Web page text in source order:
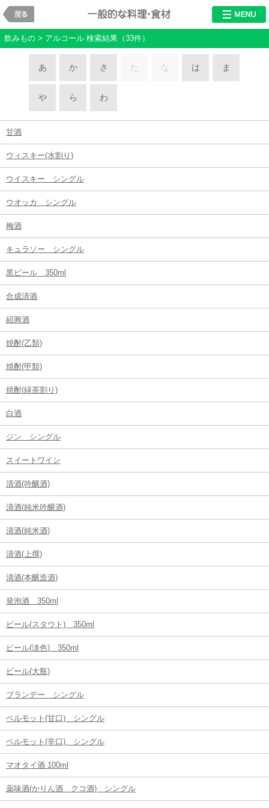
料理・食材
飲みもの > アルコール 検索結果（33件）
あ か さ た な は ま
や ら わ
甘酒
ウィスキー(水割り)
ウイスキー シングル
ウオッカ シングル
梅酒
キュラソー シングル
黒ビール 350ml
合成清酒
紹興酒
焼酎(乙類)
焼酎(甲類)
焼酎(緑茶割り)
白酒
ジン シングル
スイートワイン
清酒(吟醸酒)
清酒(純米吟醸酒)
清酒(純米酒)
清酒(上撰)
清酒(本醸造酒)
発泡酒 350ml
ビール(スタウト) 350ml
ビール(淡色) 350ml
ビール(大瓶)
ブランデー シングル
ベルモット(甘口) シングル
ベルモット(辛口) シングル
マオタイ酒 100ml
薬味酒(かりん酒 クコ酒) シングル